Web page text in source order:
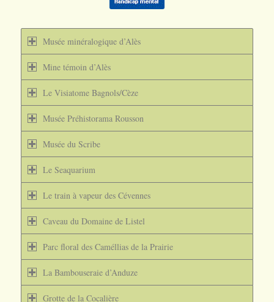
Musée minéralogique d’Alès
Mine témoin d’Alès
Le Visiatome Bagnols/Cèze
Musée Préhistorama Rousson
Musée du Scribe
Le Seaquarium
Le train à vapeur des Cévennes
Caveau du Domaine de Listel
Parc floral des Caméllias de la Prairie
La Bambouseraie d’Anduze
Grotte de la Cocalière